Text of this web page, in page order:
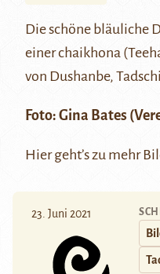
Die schöne bläuliche
einer chaikhona
von Dushanbe,
Foto: Gina Bates
Hiergeht’s zu mehr
23. Juni 2021